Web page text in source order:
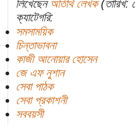
লিখেছেন অতিথি লেখক(তারিখ:
ক্যাটেগরি:
সমসাময়িক
চিন্তাভাবনা
কাজী আনোয়ার হোসেন
জে এফ নুশান
সেবা পাঠক
সেবা প্রকাশনী
সববয়সী